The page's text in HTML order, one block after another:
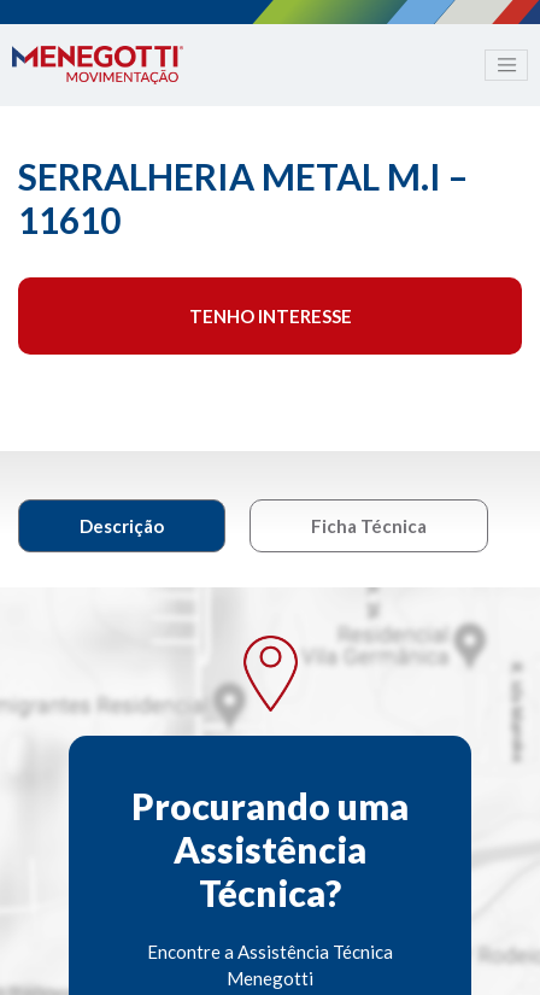
SERRALHERIA METAL M.I –
11610
TENHO INTERESSE
Descrição Ficha Técnica
Procurando uma
Assistência
Técnica?
Encontre a Assistência Técnica
Menegotti